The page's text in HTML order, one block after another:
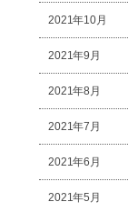
2021年10月
2021年9月
2021年8月
2021年7月
2021年6月
2021年5月